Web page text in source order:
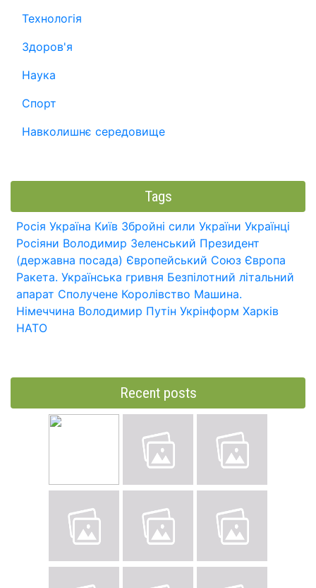
Технологія
Здоров'я
Наука
Спорт
Навколишнє середовище
Tags
Росія Україна Київ Збройні сили України Українці
Росіяни Володимир Зеленський Президент
(державна посада) Європейський Союз Європа
Ракета. Українська гривня Безпілотний літальний
апарат Сполучене Королівство Машина.
Німеччина Володимир Путін Укрінформ Харків
НАТО
Recent posts